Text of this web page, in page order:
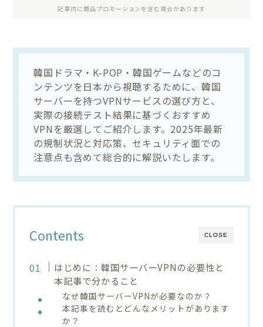
記事内に商品プロモーションを含む場合があります
韓国ドラマ・K-POP・韓国ゲームなどのコ
ンテンツを日本から視聴するために、韓国
サーバーを持つVPNサービスの選び方と、
実際の接続テスト結果に基づくおすすめ
VPNを厳選してご紹介します。2025年最新
の規制状況と対応策、セキュリティ面での
注意点も含めて総合的に解説いたします。
CLOSE
Contents
はじめに：韓国サーバーVPNの必要性と
本記事で分かること
なぜ韓国サーバーVPNが必要なのか？
本記事を読むとどんなメリットがあります
か？